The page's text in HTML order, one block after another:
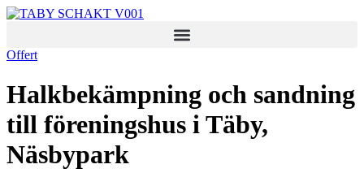
Skip
Offert
Halkbekämpning och sandning
till föreningshus i Täby,
Näsbypark